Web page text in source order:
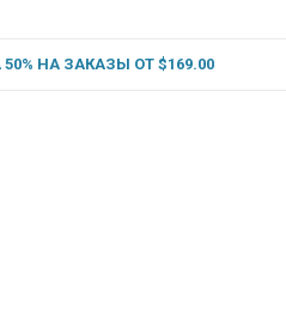
НА ЗАКАЗЫ ОТ $169.00